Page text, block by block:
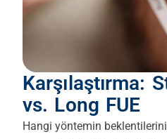
Karşılaştırma:
vs. Long FUE
Hangi yöntemin